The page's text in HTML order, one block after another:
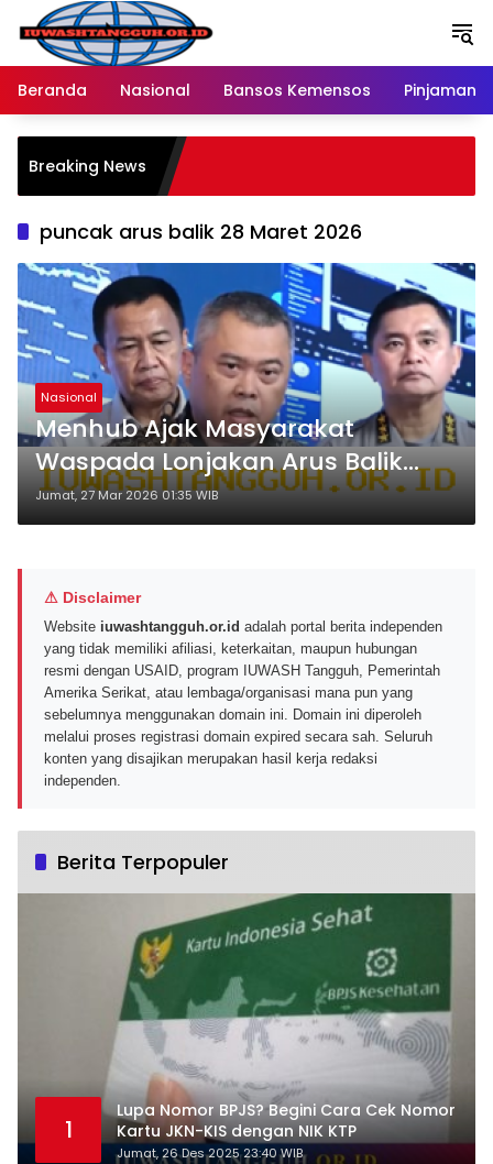
Langsung
konten
Beranda
Nasional Bansos Kemensos Pinjaman
Breaking News
puncak arus balik 28 Maret 2026
Nasional
Menhub Ajak Masyarakat
Waspada Lonjakan Arus Balik
pada 28-29 Maret Mendatang
Jumat, 27 Mar 2026 01:35 WIB
⚠ Disclaimer
Website iuwashtangguh.or.id adalah portal berita independen
yang tidak memiliki afiliasi, keterkaitan, maupun hubungan
resmi dengan USAID, program IUWASH Tangguh, Pemerintah
Amerika Serikat, atau lembaga/organisasi mana pun yang
sebelumnya menggunakan domain ini. Domain ini diperoleh
melalui proses registrasi domain expired secara sah. Seluruh
konten yang disajikan merupakan hasil kerja redaksi
independen.
Berita Terpopuler
1
Lupa Nomor BPJS? Begini Cara Cek Nomor
Kartu JKN-KIS dengan NIK KTP
Jumat, 26 Des 2025 23:40 WIB